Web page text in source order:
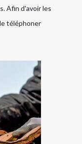
Afin d'avoir les
téléphoner